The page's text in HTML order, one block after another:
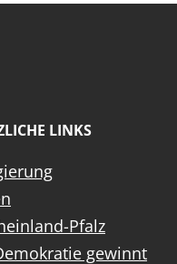
LINKS
Pfalz
gewinnt